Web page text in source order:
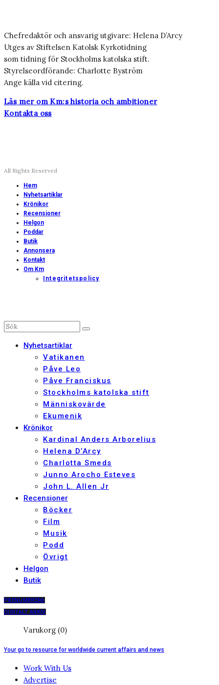
Chefredaktör och ansvarig utgivare: Helena D’Arcy
Utges av Stiftelsen Katolsk Kyrkotidning
som tidning för Stockholms katolska stift.
Styrelseordförande: Charlotte Byström
Ange källa vid citering.
Läs mer om Km:s historia och ambitioner
Kontakta oss
All Rights Reserved
Hem
Nyhetsartiklar
Krönikor
Recensioner
Helgon
Poddar
Butik
Annonsera
Kontakt
Om Km
Integritetspolicy
Nyhetsartiklar
Vatikanen
Påve Leo
Påve Franciskus
Stockholms katolska stift
Människovärde
Ekumenik
Krönikor
Kardinal Anders Arborelius
Helena D’Arcy
Charlotta Smeds
Junno Arocho Esteves
John L. Allen Jr
Recensioner
Böcker
Film
Musik
Podd
Övrigt
Helgon
Butik
PRENUMERERA
DIGITALT ARKIV
Varukorg (0)
Your go to resource for worldwide current affairs and news
Work With Us
Advertise